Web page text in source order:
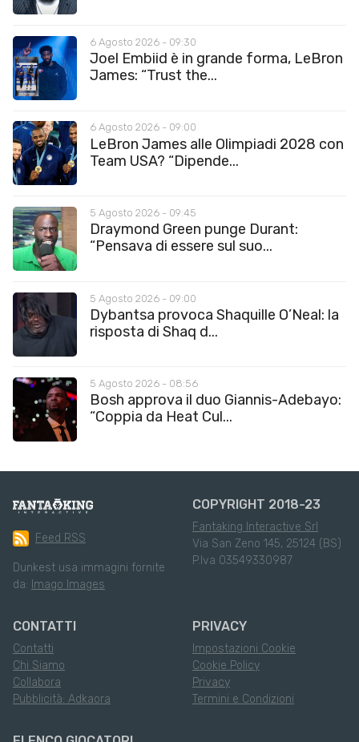
6 Agosto 2026 - 09:30
Joel Embiid è in grande forma, LeBron
James: “Trust the...
6 Agosto 2026 - 09:00
LeBron James alle Olimpiadi 2028 con
Team USA? “Dipende...
5 Agosto 2026 - 09:45
Draymond Green punge Durant:
“Pensava di essere sul suo...
5 Agosto 2026 - 09:00
Dybantsa provoca Shaquille O’Neal: la
risposta di Shaq d...
5 Agosto 2026 - 08:56
Bosh approva il duo Giannis-Adebayo:
“Coppia da Heat Cul...
Feed RSS
Dunkest usa immagini fornite
da: Imago Images
COPYRIGHT 2018-23
Fantaking Interactive Srl
Via San Zeno 145, 25124 (BS)
P.Iva 03549330987
CONTATTI
Contatti
Chi Siamo
Collabora
Pubblicità: Adkaora
PRIVACY
Impostazioni Cookie
Cookie Policy
Privacy
Termini e Condizioni